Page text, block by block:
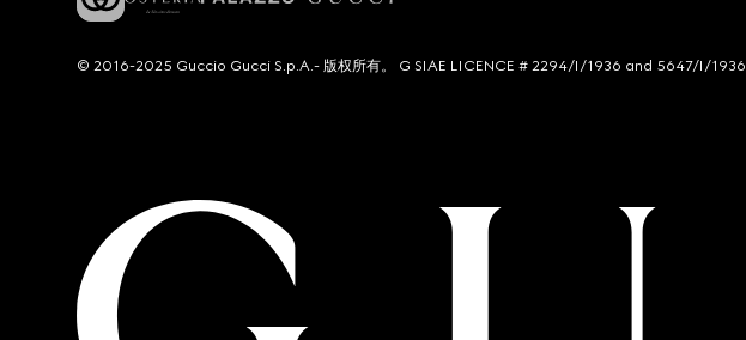
© 2016-2025 Guccio Gucci S.p.A.- 版权所有。 G SIAE LICENCE # 2294/I/1936 and 5647/I/1936